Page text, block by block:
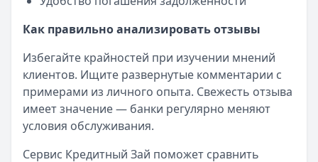
Как правильно анализировать отзывы
Избегайте крайностей при изучении мнений
клиентов. Ищите развернутые комментарии с
примерами из личного опыта. Свежесть отзыва
имеет значение — банки регулярно меняют
условия обслуживания.
Сервис Кредитный Зай поможет сравнить